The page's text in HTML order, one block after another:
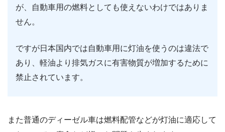
が、自動車用の燃料としても使えないわけではありま
せん。
ですが日本国内では自動車用に灯油を使うのは違法で
あり、軽油より排気ガスに有害物質が増加するために
禁止されています。
また普通のディーゼル車は燃料配管などが灯油に適応して